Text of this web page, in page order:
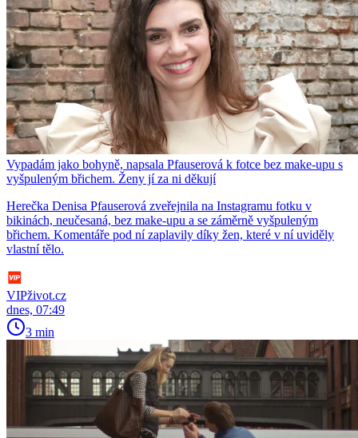
Vypadám jako bohyně, napsala Pfauserová k fotce bez make-upu s
vyšpuleným břichem. Ženy jí za ni děkují
Herečka Denisa Pfauserová zveřejnila na Instagramu fotku v
bikinách, neučesaná, bez make-upu a se záměrně vyšpuleným
břichem. Komentáře pod ní zaplavily díky žen, které v ní uviděly
vlastní tělo.
VIPživot.cz
dnes, 07:49
3 min